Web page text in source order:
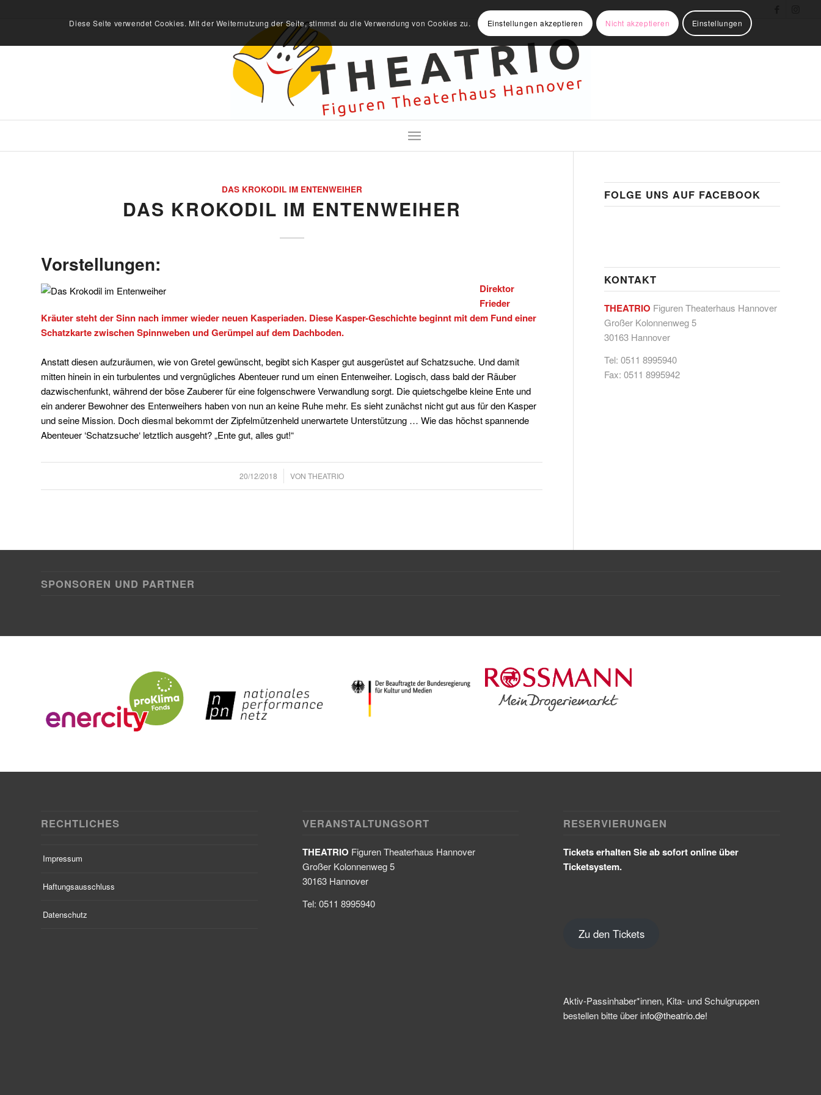
DAS KROKODIL IM ENTENWEIHER
DAS KROKODIL IM ENTENWEIHER
Vorstellungen:
Direktor
Frieder
Kräuter steht der Sinn nach immer wieder neuen Kasperiaden. Diese Kasper-Geschichte beginnt mit dem Fund einer
Schatzkarte zwischen Spinnweben und Gerümpel auf dem Dachboden.
Anstatt diesen aufzuräumen, wie von Gretel gewünscht, begibt sich Kasper gut ausgerüstet auf Schatzsuche. Und damit
mitten hinein in ein turbulentes und vergnügliches Abenteuer rund um einen Entenweiher. Logisch, dass bald der Räuber
dazwischenfunkt, während der böse Zauberer für eine folgenschwere Verwandlung sorgt. Die quietschgelbe kleine Ente und
ein anderer Bewohner des Entenweihers haben von nun an keine Ruhe mehr. Es sieht zunächst nicht gut aus für den Kasper
und seine Mission. Doch diesmal bekommt der Zipfelmützenheld unerwartete Unterstützung … Wie das höchst spannende
Abenteuer ‘Schatzsuche‘ letztlich ausgeht? „Ente gut, alles gut!“
20/12/2018
/ VONTHEATRIO
FOLGE UNS AUF FACEBOOK
KONTAKT
THEATRIO Figuren Theaterhaus Hannover
Großer Kolonnenweg 5
30163 Hannover
Tel: 0511 8995940
Fax: 0511 8995942
SPONSOREN UND PARTNER
RECHTLICHES
Impressum
Haftungsausschluss
Datenschutz
VERANSTALTUNGSORT
THEATRIO Figuren Theaterhaus Hannover
Großer Kolonnenweg 5
30163 Hannover
Tel: 0511 8995940
RESERVIERUNGEN
Tickets erhalten Sie ab sofort online über
Ticketsystem.
Zu den Tickets
Aktiv-Passinhaber*innen, Kita- und Schulgruppen
bestellen bitte über info@theatrio.de!
Diese Seite verwendet Cookies. Mit der Weiternutzung der Seite, stimmst du die Verwendung von Cookies zu. Einstellungen akzeptieren Nicht akzeptieren Einstellungen